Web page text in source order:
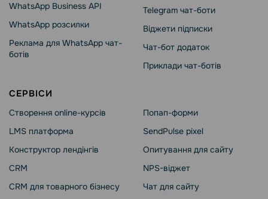
WhatsApp Business API
WhatsApp розсилки
Реклама для WhatsApp чат-
ботів
Telegram чат-боти
Віджети підписки
Чат-бот додаток
Приклади чат-ботів
СЕРВІСИ
Створення online-курсів
LMS платформа
Конструктор лендінгів
CRM
CRM для товарного бізнесу
Попап-форми
SendPulse pixel
Опитування для сайту
NPS-віджет
Чат для сайту